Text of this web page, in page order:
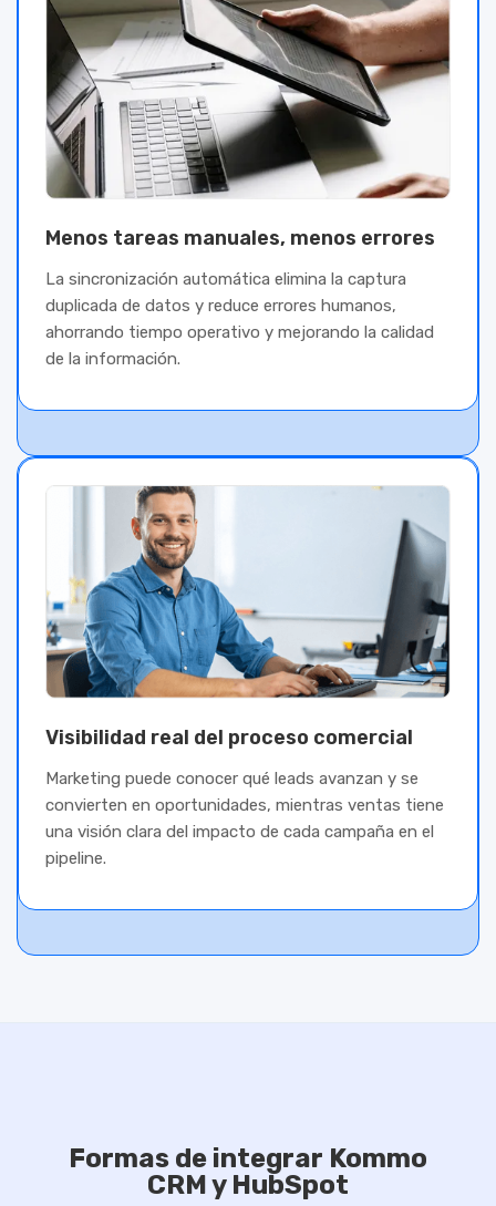
Menos tareas manuales, menos errores
La sincronización automática elimina la captura
duplicada de datos y reduce errores humanos,
ahorrando tiempo operativo y mejorando la calidad
de la información.
Visibilidad real del proceso comercial
Marketing puede conocer qué leads avanzan y se
convierten en oportunidades, mientras ventas tiene
una visión clara del impacto de cada campaña en el
pipeline.
Formas de integrar Kommo
CRM y HubSpot